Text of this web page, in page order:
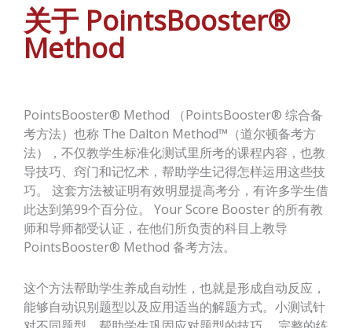
关于 PointsBooster®
Method
PointsBooster® Method （PointsBooster® 综合备
考方法）也称 The Dalton Method™（道尔顿备考方
法），不仅教学生标准化测试里所考的课程内容，也教
导技巧、窍门和记忆术，帮助学生记得怎样运用这些技
巧。 这套方法被证明有效明显提高考分，有许多学生借
此达到第99个百分位。 Your Score Booster 的所有教
师和导师都受认证，在他们所负责的科目上教导
PointsBooster® Method 备考方法。
这个方法帮助学生养成自动性，也就是形成自动反应，
能够自动识别题型以及应用适当的解题方式。小测试针